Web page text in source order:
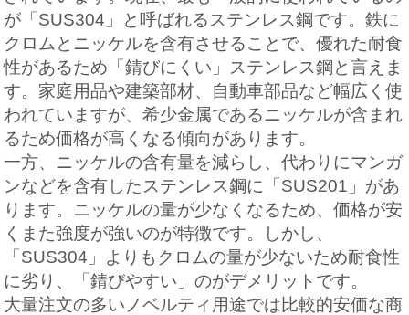
が「SUS304」と呼ばれるステンレス鋼です。鉄に
クロムとニッケルを含有させることで、優れた耐食
性があるため「錆びにくい」ステンレス鋼と言えま
す。家庭用品や建築部材、自動車部品など幅広く使
われていますが、希少金属であるニッケルが含まれ
るため価格が高くなる傾向があります。
一方、ニッケルの含有量を減らし、代わりにマンガ
ンなどを含有したステンレス鋼に「SUS201」があ
ります。ニッケルの量が少なくなるため、価格が安
くまた強度が強いのが特徴です。しかし、
「SUS304」よりもクロムの量が少ないため耐食性
に劣り、「錆びやすい」のがデメリットです。
大量注文の多いノベルティ用途では比較的安価な商